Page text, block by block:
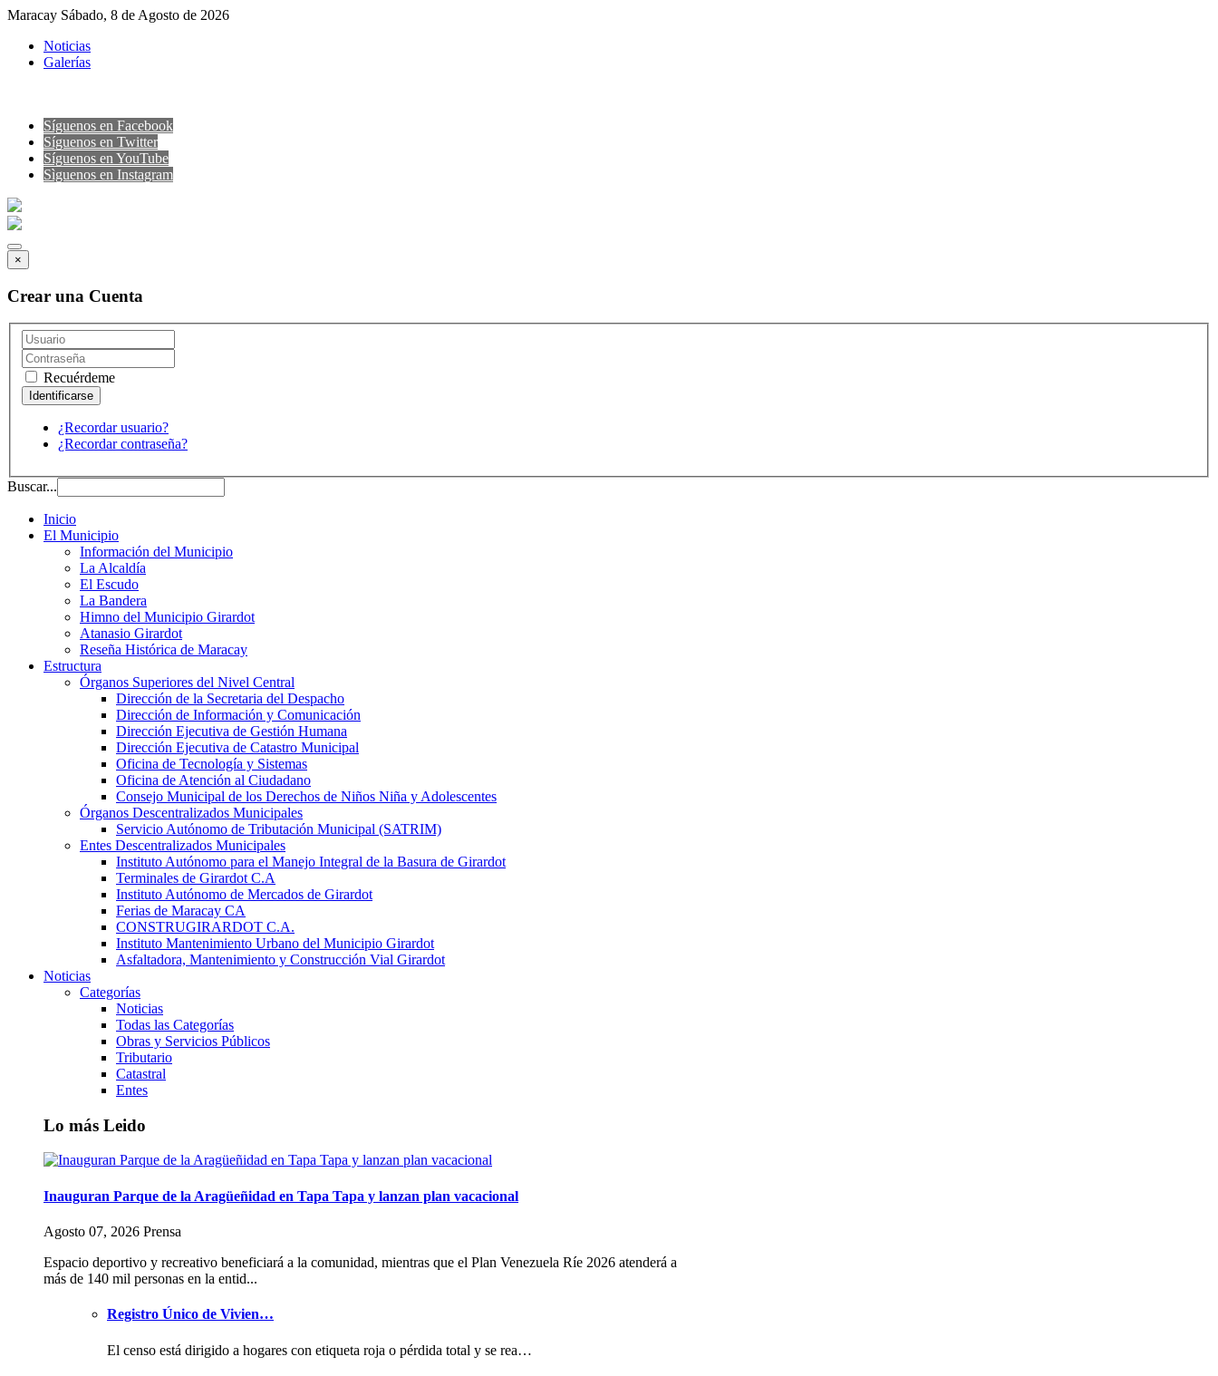
Maracay Sábado, 8 de Agosto de 2026
Noticias
Galerías
Síguenos en Facebook
Síguenos en Twitter
Síguenos en YouTube
Sìguenos en Instagram
×
Crear una Cuenta
Recuérdeme
¿Recordar usuario?
¿Recordar contraseña?
Buscar...
Inicio
El Municipio
Información del Municipio
La Alcaldía
El Escudo
La Bandera
Himno del Municipio Girardot
Atanasio Girardot
Reseña Histórica de Maracay
Estructura
Órganos Superiores del Nivel Central
Dirección de la Secretaria del Despacho
Dirección de Información y Comunicación
Dirección Ejecutiva de Gestión Humana
Dirección Ejecutiva de Catastro Municipal
Oficina de Tecnología y Sistemas
Oficina de Atención al Ciudadano
Consejo Municipal de los Derechos de Niños Niña y Adolescentes
Órganos Descentralizados Municipales
Servicio Autónomo de Tributación Municipal (SATRIM)
Entes Descentralizados Municipales
Instituto Autónomo para el Manejo Integral de la Basura de Girardot
Terminales de Girardot C.A
Instituto Autónomo de Mercados de Girardot
Ferias de Maracay CA
CONSTRUGIRARDOT C.A.
Instituto Mantenimiento Urbano del Municipio Girardot
Asfaltadora, Mantenimiento y Construcción Vial Girardot
Noticias
Categorías
Noticias
Todas las Categorías
Obras y Servicios Públicos
Tributario
Catastral
Entes
Lo más Leido
Inauguran Parque de la Aragüeñidad en Tapa Tapa y lanzan plan vacacional
Agosto 07, 2026 Prensa
Espacio deportivo y recreativo beneficiará a la comunidad, mientras que el Plan Venezuela Ríe 2026 atenderá a
más de 140 mil personas en la entid...
Registro Único de Vivien…
El censo está dirigido a hogares con etiqueta roja o pérdida total y se rea…